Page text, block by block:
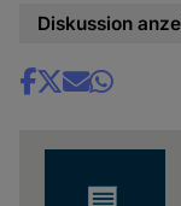
Diskussion
Share